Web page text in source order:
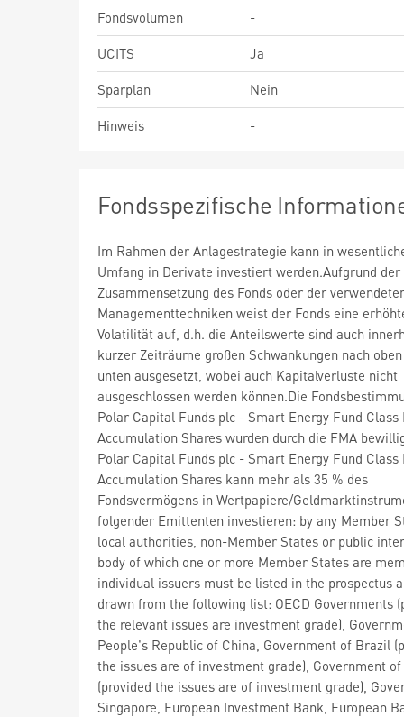
Fondsvolumen
-
UCITS
Ja
Sparplan
Nein
Hinweis
-
Fondsspezifische
Im Rahmen der Anlagestrategie kann in
Umfang in Derivate investiert werden.Aufgrund der
Zusammensetzung des Fonds oder der
Managementtechniken weist der Fonds eine
Volatilität auf, d.h. die Anteilswerte sind auch
kurzer Zeiträume großen Schwankungen nach
unten ausgesetzt, wobei auch Kapitalverluste nicht
ausgeschlossen werden können.Die
Polar Capital Funds plc - Smart Energy Fund Class
Accumulation Shares wurden durch die FMA
Polar Capital Funds plc - Smart Energy Fund Class
Accumulation Shares kann mehr als 35 % des
Fondsvermögens in Wertpapiere/
folgender Emittenten investieren: by any Member
local authorities, non-Member States or public
body of which one or more Member States are
individual issuers must be listed in the prospectus
drawn from the following list: OECD Governments
the relevant issues are investment grade),
People's Republic of China, Government of Brazil
the issues are of investment grade), Government
(provided the issues are of investment grade),
Singapore, European Investment Bank, European